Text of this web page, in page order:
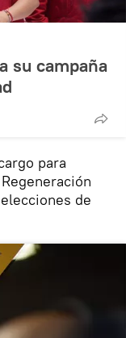
su campaña
para
de